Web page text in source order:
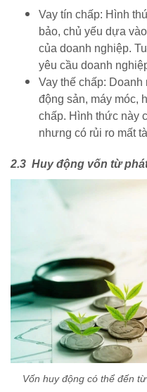
Vay tín chấp: Hình
bảo, chủ yếu dựa
của doanh nghiệp.
yêu cầu doanh
Vay thế chấp:
động sản, máy móc,
chấp. Hình thức này
nhưng có rủi ro mất
2.3 Huy động vốn từ
Vốn huy động có thể đến